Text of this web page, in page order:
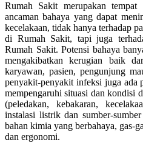
Rumah Sakit merupakan tempat
ancaman bahaya yang dapat
kecelakaan, tidak hanya terhadap
di Rumah Sakit, tapi juga
Rumah Sakit. Potensi bahaya
mengakibatkan kerugian baik
karyawan, pasien, pengunjung
penyakit-penyakit infeksi juga ada
mempengaruhi situasi dan kondisi
(peledakan, kebakaran,
instalasi listrik dan sumber-
bahan kimia yang berbahaya, gas-
dan ergonomi.